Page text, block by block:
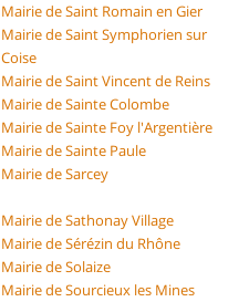
Mairie de Saint Romain en Gier
Mairie de Saint Symphorien sur
Coise
Mairie de Saint Vincent de Reins
Mairie de Sainte Colombe
Mairie de Sainte Foy l'Argentière
Mairie de Sainte Paule
Mairie de Sarcey
Mairie de Sathonay Village
Mairie de Sérézin du Rhône
Mairie de Solaize
Mairie de Sourcieux les Mines